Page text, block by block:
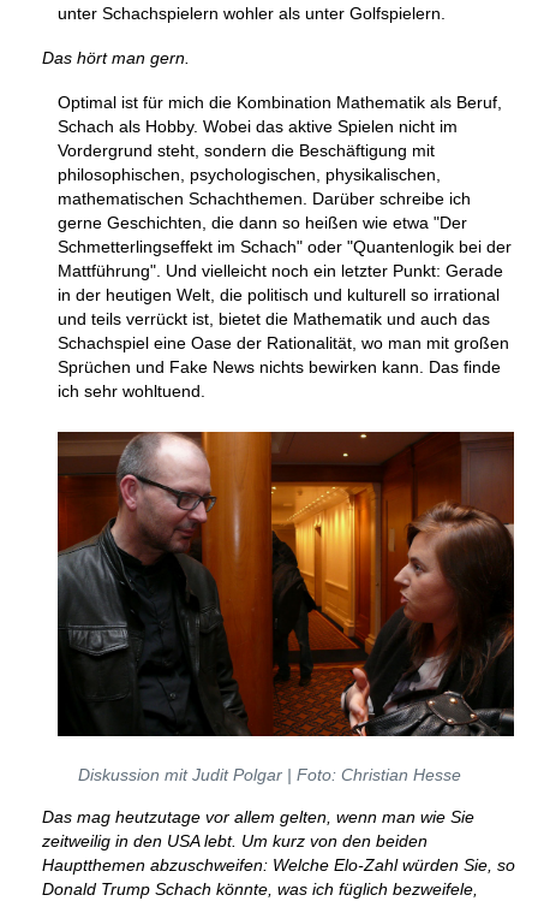
unter Schachspielern wohler als unter Golfspielern.
Das hört man gern.
Optimal ist für mich die Kombination Mathematik als Beruf,
Schach als Hobby. Wobei das aktive Spielen nicht im
Vordergrund steht, sondern die Beschäftigung mit
philosophischen, psychologischen, physikalischen,
mathematischen Schachthemen. Darüber schreibe ich
gerne Geschichten, die dann so heißen wie etwa "Der
Schmetterlingseffekt im Schach" oder "Quantenlogik bei der
Mattführung". Und vielleicht noch ein letzter Punkt: Gerade
in der heutigen Welt, die politisch und kulturell so irrational
und teils verrückt ist, bietet die Mathematik und auch das
Schachspiel eine Oase der Rationalität, wo man mit großen
Sprüchen und Fake News nichts bewirken kann. Das finde
ich sehr wohltuend.
Diskussion mit Judit Polgar | Foto: Christian Hesse
Das mag heutzutage vor allem gelten, wenn man wie Sie
zeitweilig in den USA lebt. Um kurz von den beiden
Hauptthemen abzuschweifen: Welche Elo-Zahl würden Sie, so
Donald Trump Schach könnte, was ich füglich bezweifele,